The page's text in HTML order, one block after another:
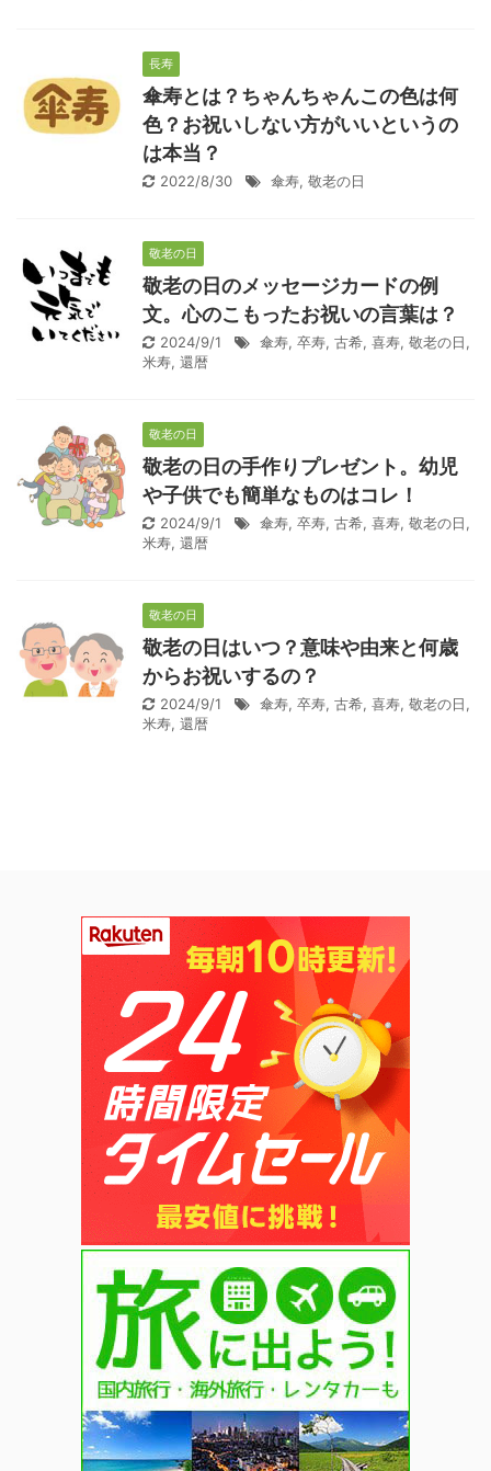
長寿
傘寿とは？ちゃんちゃんこの色は何
色？お祝いしない方がいいというの
は本当？
2022/8/30 傘寿, 敬老の日
敬老の日
敬老の日のメッセージカードの例
文。心のこもったお祝いの言葉は？
2024/9/1 傘寿, 卒寿, 古希, 喜寿, 敬老の日,
米寿, 還暦
敬老の日
敬老の日の手作りプレゼント。幼児
や子供でも簡単なものはコレ！
2024/9/1 傘寿, 卒寿, 古希, 喜寿, 敬老の日,
米寿, 還暦
敬老の日
敬老の日はいつ？意味や由来と何歳
からお祝いするの？
2024/9/1 傘寿, 卒寿, 古希, 喜寿, 敬老の日,
米寿, 還暦